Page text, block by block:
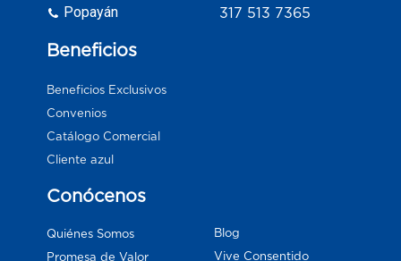
Popayán
317 513 7365
Beneficios
Beneficios Exclusivos
Convenios
Catálogo Comercial
Cliente azul
Conócenos
Quiénes Somos
Promesa de Valor
Blog
Vive Consentido